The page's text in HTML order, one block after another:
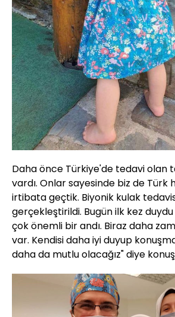
Daha önce Türkiye'de tedavi olan
vardı. Onlar sayesinde biz de Türk
irtibata geçtik. Biyonik kulak
gerçekleştirildi. Bugün ilk kez
çok önemli bir andı. Biraz daha
var. Kendisi daha iyi duyup
daha da mutlu olacağız" diye